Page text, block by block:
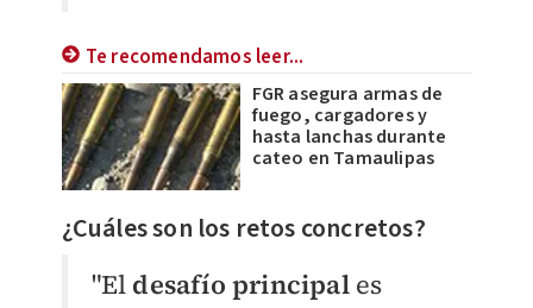
Te recomendamos leer...
FGR asegura armas de
fuego, cargadores y
hasta lanchas durante
cateo en Tamaulipas
​¿Cuáles son los retos concretos?
"El desafío principales